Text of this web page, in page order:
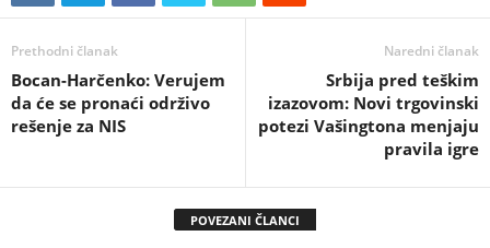
Prethodni članak
Bocan-Harčenko: Verujem
da će se pronaći održivo
rešenje za NIS
Naredni članak
Srbija pred teškim
izazovom: Novi trgovinski
potezi Vašingtona menjaju
pravila igre
POVEZANI ČLANCI